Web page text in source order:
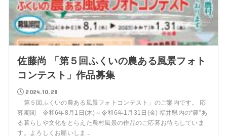
佐藤尚 「第５回ふくいの農ある風景フォト
コンテスト」作品募集
2024.10.28
「第５回ふくいの農ある風景フォトコンテスト」のご案内です。 応
募期間 令和6年8月1日(木)～令和6年1月31日(金) 福井県内の“農”あ
る暮らしや文化をとらえた農村風景の作品のご応募お待ちしていま
す。よろしくお願いしま...